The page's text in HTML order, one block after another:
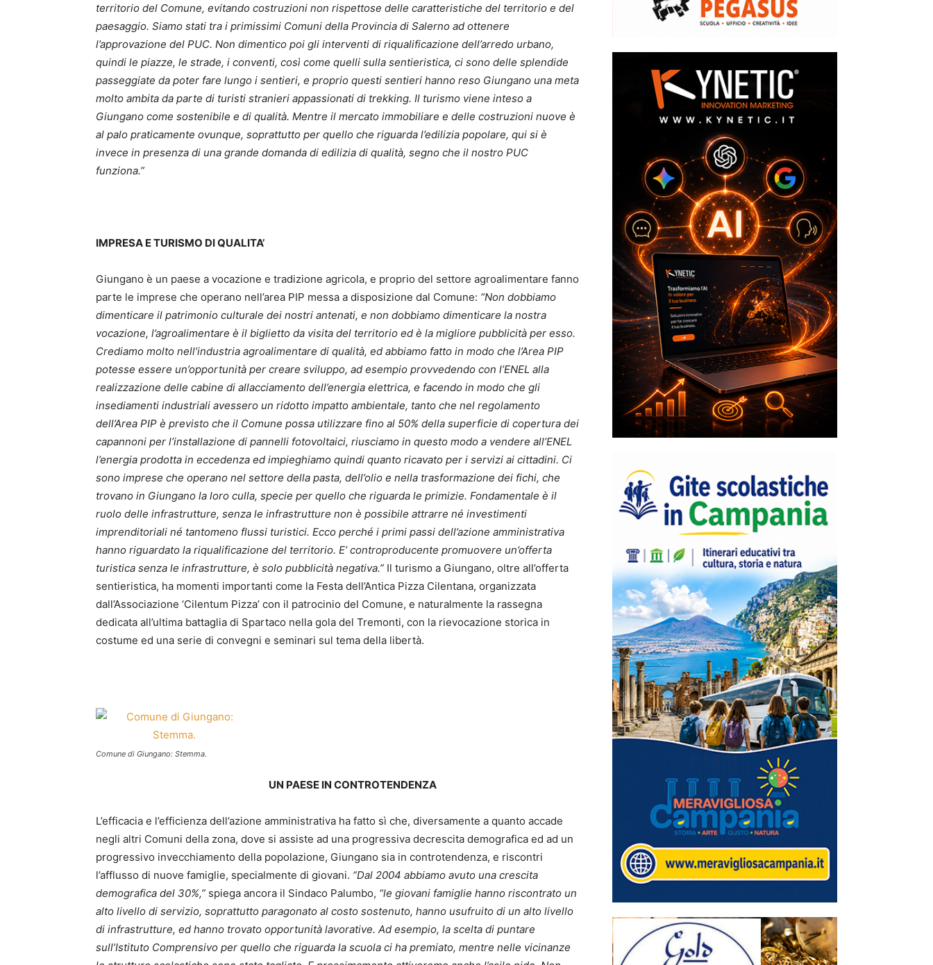
territorio del Comune, evitando costruzioni non rispettose delle caratteristiche del territorio e del
paesaggio. Siamo stati tra i primissimi Comuni della Provincia di Salerno ad ottenere
l’approvazione del PUC. Non dimentico poi gli interventi di riqualificazione dell’arredo urbano,
quindi le piazze, le strade, i conventi, così come quelli sulla sentieristica, ci sono delle splendide
passeggiate da poter fare lungo i sentieri, e proprio questi sentieri hanno reso Giungano una meta
molto ambita da parte di turisti stranieri appassionati di trekking. Il turismo viene inteso a
Giungano come sostenibile e di qualità. Mentre il mercato immobiliare e delle costruzioni nuove è
al palo praticamente ovunque, soprattutto per quello che riguarda l’edilizia popolare, qui si è
invece in presenza di una grande domanda di edilizia di qualità, segno che il nostro PUC
funziona.”
IMPRESA E TURISMO DI QUALITA’
Giungano è un paese a vocazione e tradizione agricola, e proprio del settore agroalimentare fanno
parte le imprese che operano nell’area PIP messa a disposizione dal Comune: “Non dobbiamo
dimenticare il patrimonio culturale dei nostri antenati, e non dobbiamo dimenticare la nostra
vocazione, l’agroalimentare è il biglietto da visita del territorio ed è la migliore pubblicità per esso.
Crediamo molto nell’industria agroalimentare di qualità, ed abbiamo fatto in modo che l’Area PIP
potesse essere un’opportunità per creare sviluppo, ad esempio provvedendo con l’ENEL alla
realizzazione delle cabine di allacciamento dell’energia elettrica, e facendo in modo che gli
insediamenti industriali avessero un ridotto impatto ambientale, tanto che nel regolamento
dell’Area PIP è previsto che il Comune possa utilizzare fino al 50% della superficie di copertura dei
capannoni per l’installazione di pannelli fotovoltaici, riusciamo in questo modo a vendere all’ENEL
l’energia prodotta in eccedenza ed impieghiamo quindi quanto ricavato per i servizi ai cittadini. Ci
sono imprese che operano nel settore della pasta, dell’olio e nella trasformazione dei fichi, che
trovano in Giungano la loro culla, specie per quello che riguarda le primizie. Fondamentale è il
ruolo delle infrastrutture, senza le infrastrutture non è possibile attrarre né investimenti
imprenditoriali né tantomeno flussi turistici. Ecco perché i primi passi dell’azione amministrativa
hanno riguardato la riqualificazione del territorio. E’ controproducente promuovere un’offerta
turistica senza le infrastrutture, è solo pubblicità negativa.” Il turismo a Giungano, oltre all’offerta
sentieristica, ha momenti importanti come la Festa dell’Antica Pizza Cilentana, organizzata
dall’Associazione ‘Cilentum Pizza’ con il patrocinio del Comune, e naturalmente la rassegna
dedicata all’ultima battaglia di Spartaco nella gola del Tremonti, con la rievocazione storica in
costume ed una serie di convegni e seminari sul tema della libertà.
Comune di Giungano: Stemma.
UN PAESE IN CONTROTENDENZA
L’efficacia e l’efficienza dell’azione amministrativa ha fatto sì che, diversamente a quanto accade
negli altri Comuni della zona, dove si assiste ad una progressiva decrescita demografica ed ad un
progressivo invecchiamento della popolazione, Giungano sia in controtendenza, e riscontri
l’afflusso di nuove famiglie, specialmente di giovani. “Dal 2004 abbiamo avuto una crescita
demografica del 30%,” spiega ancora il Sindaco Palumbo, “le giovani famiglie hanno riscontrato un
alto livello di servizio, soprattutto paragonato al costo sostenuto, hanno usufruito di un alto livello
di infrastrutture, ed hanno trovato opportunità lavorative. Ad esempio, la scelta di puntare
sull’Istituto Comprensivo per quello che riguarda la scuola ci ha premiato, mentre nelle vicinanze